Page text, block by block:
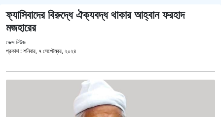
ফ্যাসিবাদের বিরুদ্ধে ঐক্যবদ্ধ থাকার আহ্বান ফরহাদ
মজহারের
ডেক্স নিউজ
প্রকাশ :শনিবার, ৭ সেপ্টেম্বর, ২০২৪